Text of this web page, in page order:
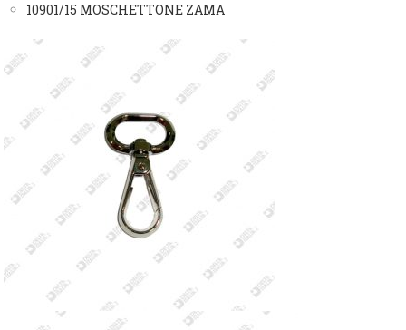
10901/15 MOSCHETTONE ZAMA